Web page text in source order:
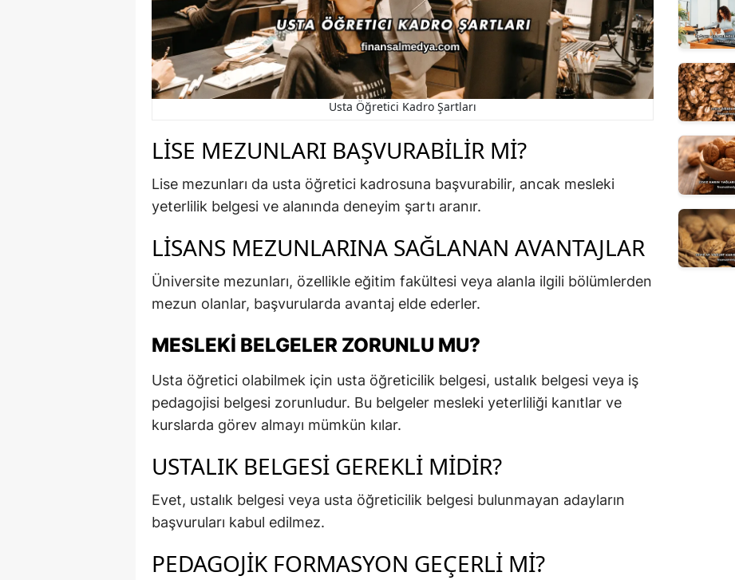
Usta Öğretici Kadro Şartları
LISE MEZUNLARI BAŞVURABILIR MI?
Lise mezunları da usta öğretici kadrosuna başvurabilir, ancak mesleki
yeterlilik belgesi ve alanında deneyim şartı aranır.
LISANS MEZUNLARINA SAĞLANAN AVANTAJLAR
Üniversite mezunları, özellikle eğitim fakültesi veya alanla ilgili bölümlerden
mezun olanlar, başvurularda avantaj elde ederler.
MESLEKI BELGELER ZORUNLU MU?
Usta öğretici olabilmek için usta öğreticilik belgesi, ustalık belgesi veya iş
pedagojisi belgesi zorunludur. Bu belgeler mesleki yeterliliği kanıtlar ve
kurslarda görev almayı mümkün kılar.
USTALIK BELGESI GEREKLI MIDIR?
Evet, ustalık belgesi veya usta öğreticilik belgesi bulunmayan adayların
başvuruları kabul edilmez.
PEDAGOJIK FORMASYON GEÇERLI MI?